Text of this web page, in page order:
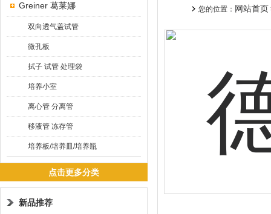
Greiner 葛莱娜
双向透气盖试管
微孔板
拭子 试管 处理袋
培养小室
离心管 分离管
移液管 冻存管
培养板/培养皿/培养瓶
点击更多分类
新品推荐
您的位置： 网站首页